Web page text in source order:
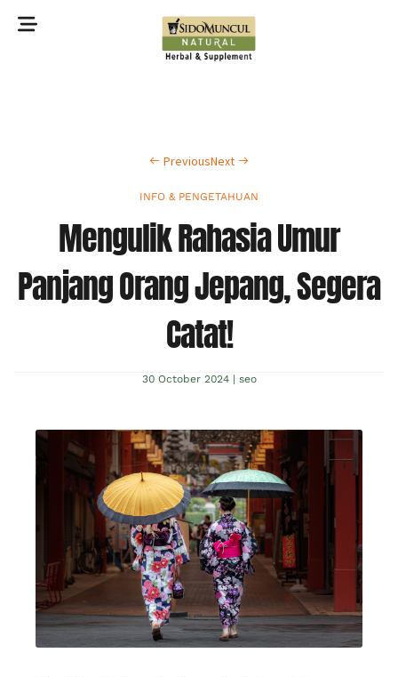
PreviousNext
INFO & PENGETAHUAN
Mengulik Rahasia Umur
Panjang Orang Jepang, Segera
Catat!
30 October 2024 | seo